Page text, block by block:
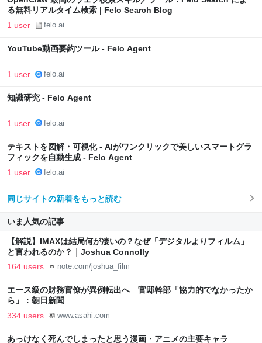
る無料リアルタイム検索 | Felo Search Blog
1 user felo.ai
YouTube動画要約ツール - Felo Agent
1 user felo.ai
知識研究 - Felo Agent
1 user felo.ai
テキストを図解・可視化 - AIがワンクリックで美しいスマートグラ
フィックを自動生成 - Felo Agent
1 user felo.ai
同じサイトの新着をもっと読む
いま人気の記事
【解説】IMAXは結局何が凄いの？なぜ「デジタルよりフィルム」
と言われるのか？｜Joshua Connolly
164 users note.com/joshua_film
エース級の財務官僚が異例転出へ 官邸幹部「協力的でなかったか
ら」：朝日新聞
334 users www.asahi.com
あっけなく死んでしまったと思う漫画・アニメの主要キャラ